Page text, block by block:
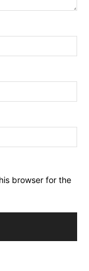
browser for the